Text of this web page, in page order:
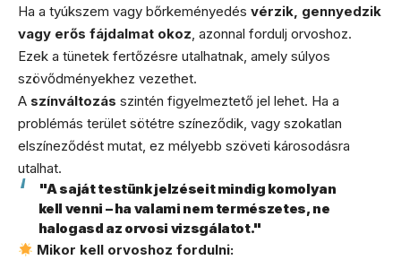
Ha a tyúkszem vagy bőrkeményedés vérzik, gennyedzik
vagy erős fájdalmat okoz, azonnal fordulj orvoshoz.
Ezek a tünetek fertőzésre utalhatnak, amely súlyos
szövődményekhez vezethet.
A színváltozás szintén figyelmeztető jel lehet. Ha a
problémás terület sötétre színeződik, vagy szokatlan
elszíneződést mutat, ez mélyebb szöveti károsodásra
utalhat.
"A saját testünk jelzéseit mindig komolyan
kell venni – ha valami nem természetes, ne
halogasd az orvosi vizsgálatot."
Mikor kell orvoshoz fordulni: